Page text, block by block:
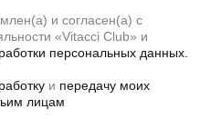
и согласен(а) с
«Vitacci Club» и
персональных данных.
и передачу моих
лицам